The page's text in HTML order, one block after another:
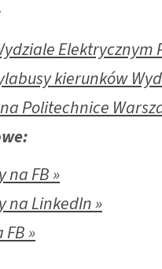
Elektrycznym
kierunków
Politechnice
na FB »
na LinkedIn »
»